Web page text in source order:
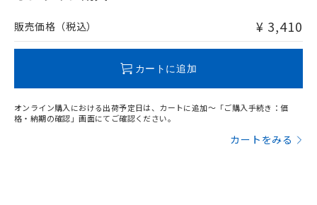
問い合わせください。
販売価格（税込） ¥ 3,410
カートに追加
オンライン購入における出荷予定日は、カートに追加～「ご購入手続き：価
格・納期の確認」画面にてご確認ください。
カートをみる